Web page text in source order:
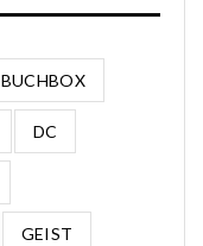
BUCHBOX
DC
GEIST